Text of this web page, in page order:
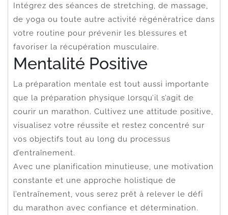
Intégrez des séances de stretching, de massage,
de yoga ou toute autre activité régénératrice dans
votre routine pour prévenir les blessures et
favoriser la récupération musculaire.
Mentalité Positive
La préparation mentale est tout aussi importante
que la préparation physique lorsqu’il s’agit de
courir un marathon. Cultivez une attitude positive,
visualisez votre réussite et restez concentré sur
vos objectifs tout au long du processus
d’entraînement.
Avec une planification minutieuse, une motivation
constante et une approche holistique de
l’entraînement, vous serez prêt à relever le défi
du marathon avec confiance et détermination.